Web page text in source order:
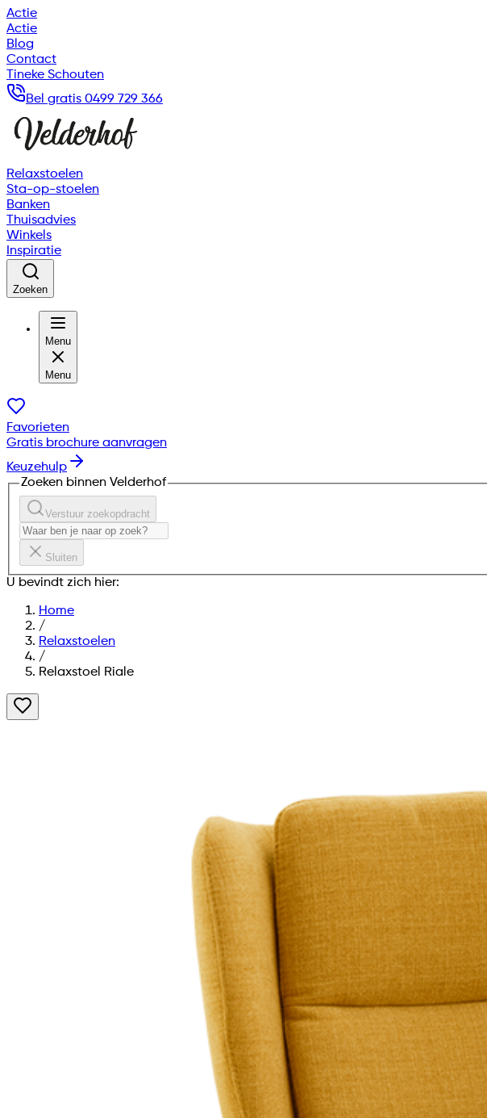
Actie
Actie
Blog
Contact
Tineke Schouten
Bel gratis 0499 729 366
Relaxstoelen
Sta-op-stoelen
Banken
Thuisadvies
Winkels
Inspiratie
Zoeken
Menu
Menu
Favorieten
Gratis brochure aanvragen
Keuzehulp
Zoeken binnen Velderhof
Verstuur zoekopdracht
Sluiten
U bevindt zich hier:
Home
/
Relaxstoelen
/
Relaxstoel Riale